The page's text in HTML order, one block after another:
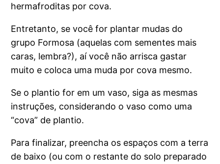
hermafroditas por cova.
Entretanto, se você for plantar mudas do
grupo Formosa (aquelas com sementes mais
caras, lembra?), aí você não arrisca gastar
muito e coloca uma muda por cova mesmo.
Se o plantio for em um vaso, siga as mesmas
instruções, considerando o vaso como uma
“cova” de plantio.
Para finalizar, preencha os espaços com a terra
de baixo (ou com o restante do solo preparado